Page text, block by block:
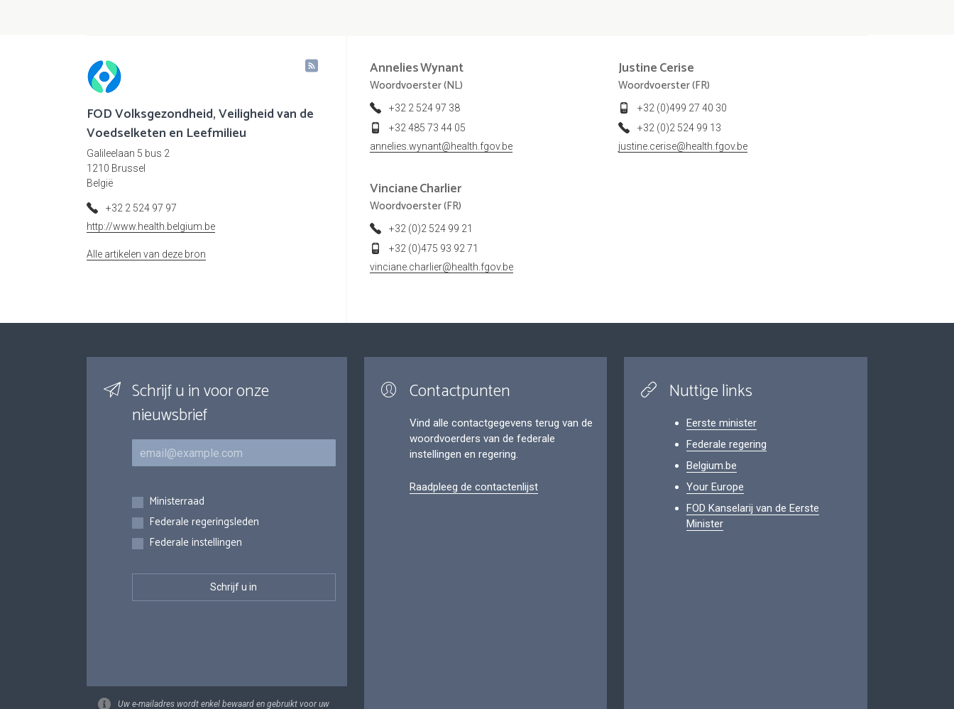
FOD Volksgezondheid, Veiligheid van de
Voedselketen en Leefmilieu
Galileelaan 5 bus 2
1210 Brussel
België
+32 2 524 97 97
http://www.health.belgium.be
Alle artikelen van deze bron
AnneliesWynant
Woordvoerster (NL)
+32 2 524 97 38
+32 485 73 44 05
annelies.wynant@health.fgov.be
JustineCerise
Woordvoerster (FR)
+32 (0)499 27 40 30
+32 (0)2 524 99 13
justine.cerise@health.fgov.be
VincianeCharlier
Woordvoerster (FR)
+32 (0)2 524 99 21
+32 (0)475 93 92 71
vinciane.charlier@health.fgov.be
Schrijf u in voor onze
nieuwsbrief
E-mail
Inschrijvingen
Ministerraad
Federale regeringsleden
Federale instellingen
Uw e-mailadres wordt enkel bewaard en gebruikt voor uw
Contactpunten
Vind alle contactgegevens terug van de
woordvoerders van de federale
instellingen en regering.
Raadpleeg de contactenlijst
Nuttige links
Eerste minister
Federale regering
Belgium.be
Your Europe
FOD Kanselarij van de Eerste
Minister